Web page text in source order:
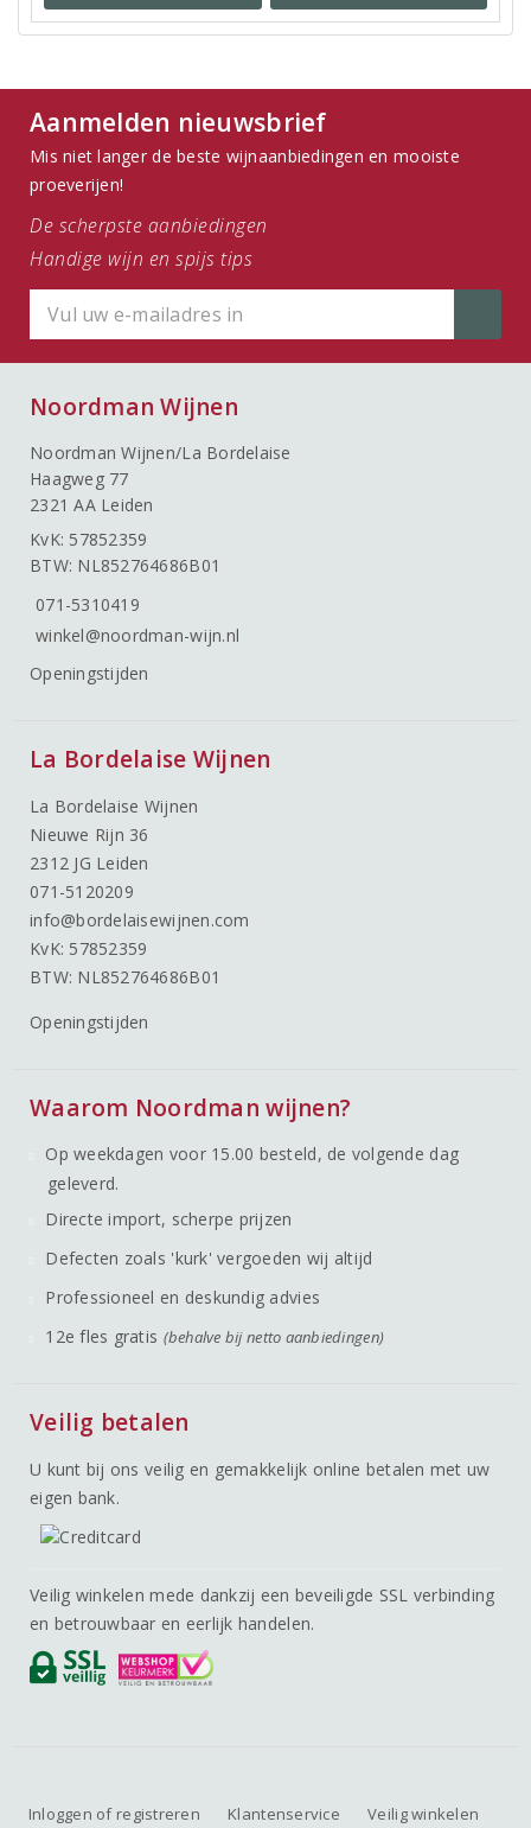
Aanmelden nieuwsbrief
Mis niet langer de beste wijnaanbiedingen en mooiste
proeverijen!
De scherpste aanbiedingen
Handige wijn en spijs tips
Noordman Wijnen
Noordman Wijnen/La Bordelaise
Haagweg 77
2321 AA Leiden
KvK: 57852359
BTW: NL852764686B01
071-5310419
winkel@noordman-wijn.nl
Openingstijden
La Bordelaise Wijnen
La Bordelaise Wijnen
Nieuwe Rijn 36
2312 JG Leiden
071-5120209
info@bordelaisewijnen.com
KvK: 57852359
BTW: NL852764686B01
Openingstijden
Waarom Noordman wijnen?
Op weekdagen voor 15.00 besteld, de volgende dag
geleverd.
Directe import, scherpe prijzen
Defecten zoals 'kurk' vergoeden wij altijd
Professioneel en deskundig advies
12e fles gratis (behalve bij netto aanbiedingen)
Veilig betalen
U kunt bij ons veilig en gemakkelijk online betalen met uw
eigen bank.
Veilig winkelen mede dankzij een beveiligde SSL verbinding
en betrouwbaar en eerlijk handelen.
Inloggen of registreren Klantenservice Veilig winkelen